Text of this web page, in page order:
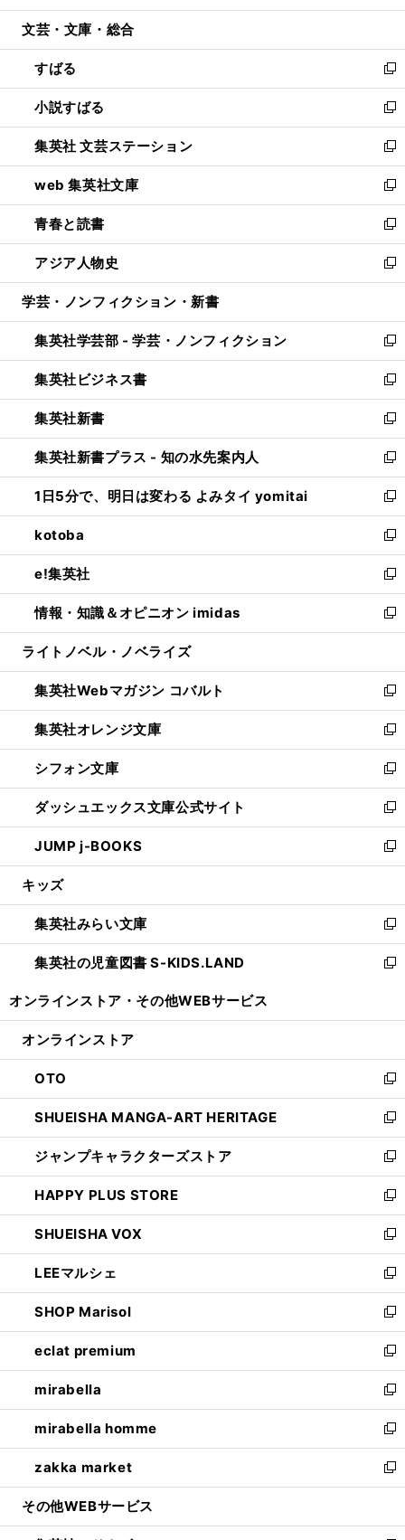
開
ウ
開
く
ン
ウ
で
開
く
ウ
ン
ド
ウ
で
開
く
文芸・文庫・総合
すばる
新
し
い
ウ
ィ
ン
ド
ウ
で
開
く
小説すばる
新
し
い
ウ
ィ
ン
ド
ウ
で
開
集英社 文芸ステーション
新
し
い
ウ
ィ
ン
ド
ウ
開
く
web 集英社文庫
新
し
い
ウ
ィ
ン
ウ
で
開
く
青春と読書
新
し
い
ウ
ン
ド
ウ
で
開
く
アジア人物史
新
し
ウ
ィ
ン
ド
ウ
で
開
く
学芸・ノンフィクション・新書
集英社学芸部 - 学芸・ノンフィクション
新
し
い
ウ
ィ
ン
ド
ウ
で
開
く
集英社ビジネス書
新
し
い
ウ
ィ
ン
ド
ウ
で
開
く
集英社新書
新
し
い
ウ
ィ
ン
ド
ウ
で
開
く
集英社新書プラス - 知の水先案内人
新
し
い
ウ
ィ
ン
ド
ウ
で
開
1日5分で、明日は変わる よみタイ yomitai
新
し
い
ウ
ィ
ン
ド
ウ
開
く
kotoba
新
し
い
ウ
ィ
ン
ウ
で
開
く
e!集英社
新
し
い
ウ
ン
ド
ウ
で
開
く
情報・知識＆オピニオン imidas
新
し
ウ
ィ
ン
ド
ウ
で
開
く
ライトノベル・ノベライズ
集英社Webマガジン コバルト
新
し
い
ウ
ィ
ン
ド
ウ
で
開
集英社オレンジ文庫
新
し
い
ウ
ィ
ン
ド
ウ
開
く
シフォン文庫
新
し
い
ウ
ィ
ン
ウ
で
開
く
ダッシュエックス文庫公式サイト
新
し
い
ウ
ン
ド
ウ
で
JUMP j-BOOKS
新
し
ウ
ィ
ン
ド
開
キッズ
集英社みらい文庫
新
し
い
ン
ウ
で
開
く
集英社の児童図書 S-KIDS.LAND
新
ウ
ン
ド
ウ
で
開
く
オンラインストア・ その他WEBサービス
オンラインストア
OTO
新
し
い
ウ
ィ
ン
ド
ウ
で
開
く
SHUEISHA MANGA-ART HERITAGE
新
し
い
ウ
ィ
ン
ド
ウ
で
開
く
ジャンプキャラクターズストア
新
し
い
ウ
ィ
ン
ド
ウ
で
開
く
HAPPY PLUS STORE
新
し
い
ウ
ィ
ン
ド
ウ
で
開
く
SHUEISHA VOX
新
し
い
ウ
ィ
ン
ド
ウ
で
開
く
LEEマルシェ
新
し
い
ウ
ィ
ン
ド
ウ
で
開
く
SHOP Marisol
新
し
い
ウ
ィ
ン
ド
ウ
で
開
eclat premium
新
し
い
ウ
ィ
ン
ド
ウ
開
mirabella
新
し
い
ウ
ィ
ン
ウ
mirabella homme
新
し
い
ウ
ン
zakka market
新
し
ウ
その他WEBサービス